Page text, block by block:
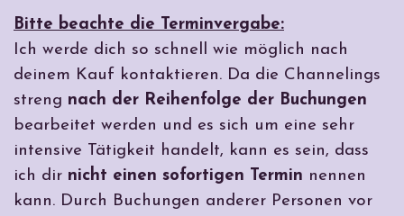
Bitte beachte die Terminvergabe:
Ich werde dich so schnell wie möglich nach
deinem Kauf kontaktieren. Da die Channelings
streng nach der Reihenfolge der Buchungen
bearbeitet werden und es sich um eine sehr
intensive Tätigkeit handelt, kann es sein, dass
ich dir nicht einen sofortigen Termin nennen
kann. Durch Buchungen anderer Personen vor